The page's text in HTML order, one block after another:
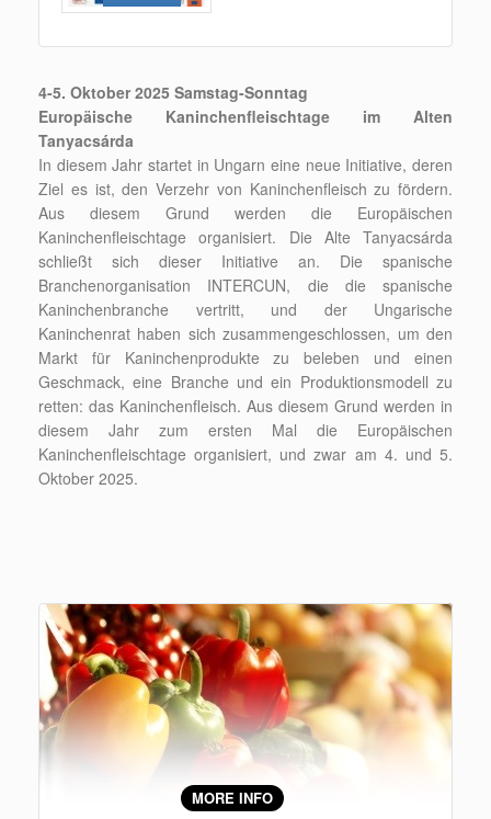
4-5. Oktober 2025 Samstag-Sonntag
Europäische Kaninchenfleischtage im Alten
Tanyacsárda
In diesem Jahr startet in Ungarn eine neue Initiative, deren
Ziel es ist, den Verzehr von Kaninchenfleisch zu fördern.
Aus diesem Grund werden die Europäischen
Kaninchenfleischtage organisiert. Die Alte Tanyacsárda
schließt sich dieser Initiative an. Die spanische
Branchenorganisation INTERCUN, die die spanische
Kaninchenbranche vertritt, und der Ungarische
Kaninchenrat haben sich zusammengeschlossen, um den
Markt für Kaninchenprodukte zu beleben und einen
Geschmack, eine Branche und ein Produktionsmodell zu
retten: das Kaninchenfleisch. Aus diesem Grund werden in
diesem Jahr zum ersten Mal die Europäischen
Kaninchenfleischtage organisiert, und zwar am 4. und 5.
Oktober 2025.
MORE INFO